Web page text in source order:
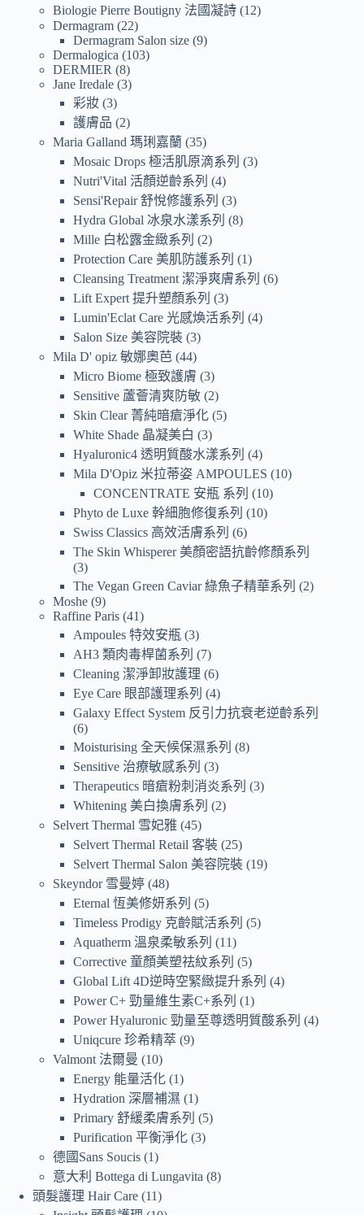
Biologie Pierre Boutigny 法國凝詩 12
Dermagram 22
Dermagram Salon size 9
Dermalogica
103
DERMIER
8
Jane Iredale 3
彩妝 3
護膚品
2
Maria Galland 瑪琍嘉蘭 35
Mosaic Drops 極活肌原滴系列
3
Nutri'Vital 活顏逆齡系列
4
Sensi'Repair 舒悅修護系列
3
Hydra Global 冰泉水漾系列
8
Mille 白松露金緻系列
2
Protection Care 美肌防護系列
1
Cleansing Treatment 潔淨爽膚系列
6
Lift Expert 提升塑顏系列
3
Lumin'Eclat Care 光感煥活系列
4
Salon Size 美容院裝 3
Mila D' opiz 敏娜奧芭 44
Micro Biome 極致護膚 3
Sensitive 蘆薈清爽防敏 2
Skin Clear 菁純暗瘡淨化 5
White Shade 晶凝美白
3
Hyaluronic4 透明質酸水漾系列
4
Mila D'Opiz 米拉蒂姿 AMPOULES
10
CONCENTRATE 安瓶 系列
10
Phyto de Luxe 幹細胞修復系列
10
Swiss Classics 高效活膚系列
6
The Skin Whisperer 美顏密語抗齡修顏系列
3
The Vegan Green Caviar 綠魚子精華系列
2
Moshe 9
Raffine Paris 41
Ampoules 特效安瓶 3
AH3 類肉毒桿菌系列
7
Cleaning 潔淨卸妝護理 6
Eye Care 眼部護理系列
4
Galaxy Effect System 反引力抗衰老逆齡系列
6
Moisturising 全天候保濕系列
8
Sensitive 治療敏感系列
3
Therapeutics 暗瘡粉刺消炎系列
3
Whitening 美白換膚系列
2
Selvert Thermal 雪妃雅 45
Selvert Thermal Retail 客裝 25
Selvert Thermal Salon 美容院裝 19
Skeyndor 雪曼婷 48
Eternal 恆美修妍系列
5
Timeless Prodigy 克齡賦活系列
5
Aquatherm 溫泉柔敏系列
11
Corrective 童顏美塑祛紋系列
5
Global Lift 4D逆時空緊緻提升系列
4
Power C+ 勁量維生素C+系列
1
Power Hyaluronic 勁量至尊透明質酸系列
4
Uniqcure 珍希精萃 9
Valmont 法爾曼
10
Energy 能量活化 1
Hydration 深層補濕
1
Primary 舒緩柔膚系列
5
Purification 平衡淨化 3
德國Sans Soucis 1
意大利 Bottega di Lungavita 8
頭髮護理 Hair Care 11